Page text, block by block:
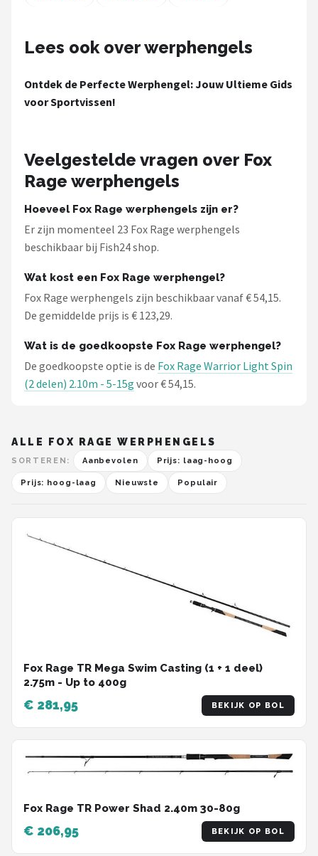
Lees ook over werphengels
Ontdek de Perfecte Werphengel: Jouw Ultieme Gids
voor Sportvissen!
Veelgestelde vragen over Fox
Rage werphengels
Hoeveel Fox Rage werphengels zijn er?
Er zijn momenteel 23 Fox Rage werphengels
beschikbaar bij Fish24 shop.
Wat kost een Fox Rage werphengel?
Fox Rage werphengels zijn beschikbaar vanaf € 54,15.
De gemiddelde prijs is € 123,29.
Wat is de goedkoopste Fox Rage werphengel?
De goedkoopste optie is de Fox Rage Warrior Light Spin
(2 delen) 2.10m - 5-15g voor € 54,15.
ALLE FOX RAGE WERPHENGELS
SORTEREN: Aanbevolen Prijs: laag-hoog
Prijs: hoog-laag Nieuwste Populair
Fox Rage TR Mega Swim Casting (1 + 1 deel)
2.75m - Up to 400g
€ 281,95 BEKIJK OP BOL
Fox Rage TR Power Shad 2.40m 30-80g
€ 206,95 BEKIJK OP BOL